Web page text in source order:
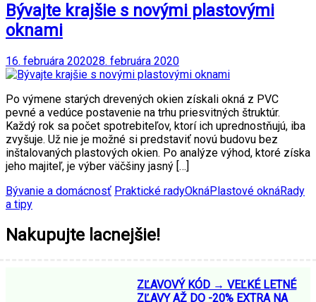
Bývajte krajšie s novými plastovými
oknami
16. februára 202028. februára 2020
Po výmene starých drevených okien získali okná z PVC
pevné a vedúce postavenie na trhu priesvitných štruktúr.
Každý rok sa počet spotrebiteľov, ktorí ich uprednostňujú, iba
zvyšuje. Už nie je možné si predstaviť novú budovu bez
inštalovaných plastových okien. Po analýze výhod, ktoré získa
jeho majiteľ, je výber väčšiny jasný […]
Bývanie a domácnosť Praktické radyOknáPlastové oknáRady
a tipy
Nakupujte lacnejšie!
ZĽAVOVÝ KÓD → VEĽKÉ LETNÉ
ZĽAVY AŽ DO -20% EXTRA NA